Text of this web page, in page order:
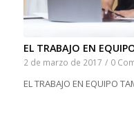
EL TRABAJO EN
2 de marzo de 2017 / 0
EL TRABAJO EN EQUIPO